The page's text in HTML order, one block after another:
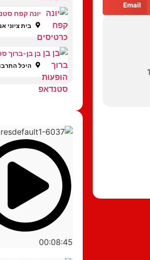
Email
יונה קפח
בית ציוני
בן בן-ברוך
היכל
00:08:45